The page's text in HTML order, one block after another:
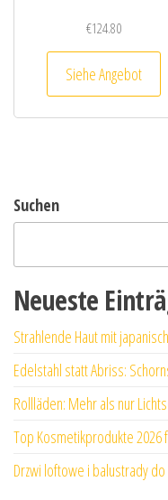
€124.80
Siehe Angebot
Suchen
Neueste
Strahlende Haut mit
Edelstahl statt Abriss:
Rollläden: Mehr als nur
Top Kosmetikprodukte 2026
Drzwi loftowe i balustrady